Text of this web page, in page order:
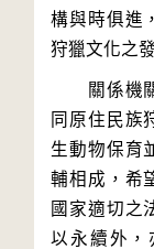
構與時俱進
關係機關
同原住民族
生動物保育
輔相成，希
國家適切之
以永續外，